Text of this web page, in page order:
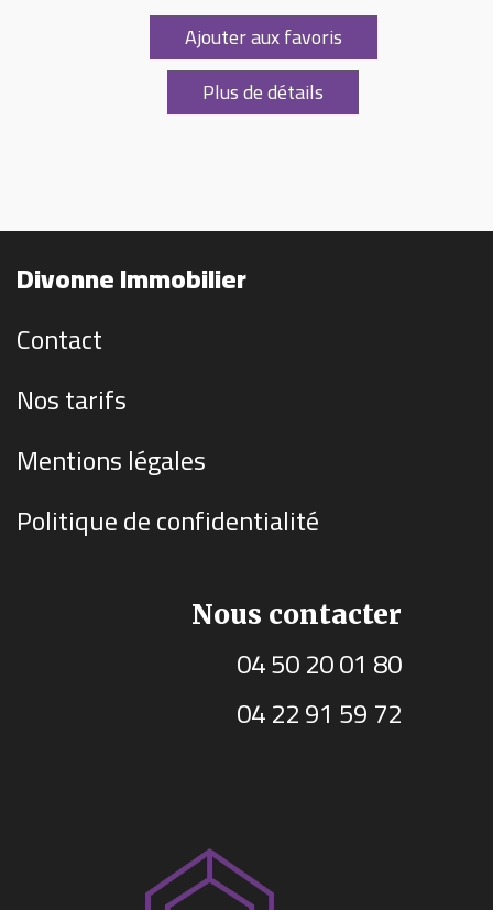
Ajouter aux favoris
Plus de détails
Divonne Immobilier
Contact
Nos tarifs
Mentions légales
Politique de confidentialité
Nous contacter
04 50 20 01 80
04 22 91 59 72